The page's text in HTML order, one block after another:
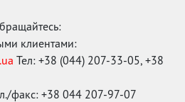
клиентами:
Тел: +38 (044) 207-33-05, +38
факс: +38 044 207-97-07